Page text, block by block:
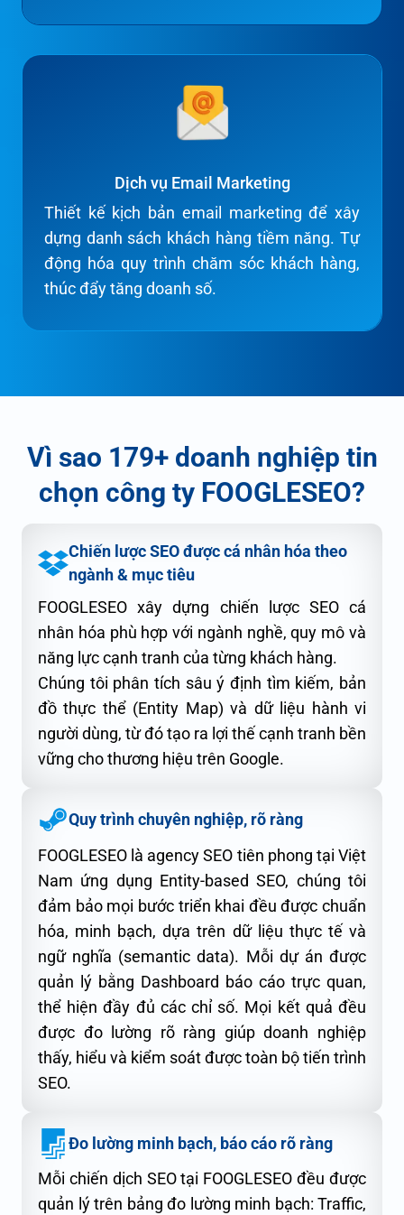
Dịch vụ Email Marketing
Thiết kế kịch bản email marketing để xây
dựng danh sách khách hàng tiềm năng. Tự
động hóa quy trình chăm sóc khách hàng,
thúc đẩy tăng doanh số.
Vì sao 179+ doanh nghiệp tin
chọn công ty FOOGLESEO?
Chiến lược SEO được cá nhân hóa theo
ngành & mục tiêu
FOOGLESEO xây dựng chiến lược SEO cá
nhân hóa phù hợp với ngành nghề, quy mô và
năng lực cạnh tranh của từng khách hàng.
Chúng tôi phân tích sâu ý định tìm kiếm, bản
đồ thực thể (Entity Map) và dữ liệu hành vi
người dùng, từ đó tạo ra lợi thế cạnh tranh bền
vững cho thương hiệu trên Google.
Quy trình chuyên nghiệp, rõ ràng
FOOGLESEO là agency SEO tiên phong tại Việt
Nam ứng dụng Entity-based SEO, chúng tôi
đảm bảo mọi bước triển khai đều được chuẩn
hóa, minh bạch, dựa trên dữ liệu thực tế và
ngữ nghĩa (semantic data). Mỗi dự án được
quản lý bằng Dashboard báo cáo trực quan,
thể hiện đầy đủ các chỉ số. Mọi kết quả đều
được đo lường rõ ràng giúp doanh nghiệp
thấy, hiểu và kiểm soát được toàn bộ tiến trình
SEO.
Đo lường minh bạch, báo cáo rõ ràng
Mỗi chiến dịch SEO tại FOOGLESEO đều được
quản lý trên bảng đo lường minh bạch: Traffic,